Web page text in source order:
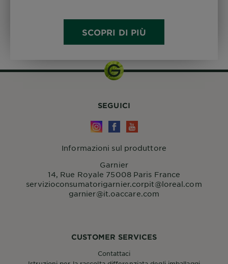
SCOPRI DI PIÙ
CUSTOMER SERVICES
Contattaci
SEGUICI
Informazioni sul produttore
Garnier
14, Rue Royale 75008 Paris France
servizioconsumatorigarnier.corpit@loreal.com
garnier@it.oaccare.com